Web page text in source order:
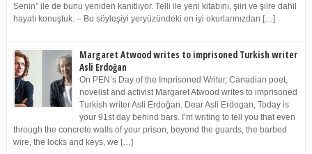
Senin” ile de bunu yeniden kanıtlıyor. Telli ile yeni kitabını, şiiri ve şiire dahil
hayatı konuştuk. – Bu söyleşiyi yeryüzündeki en iyi okurlarınızdan […]
Margaret Atwood writes to imprisoned Turkish writer
Asli Erdoğan
On PEN’s Day of the Imprisoned Writer, Canadian poet,
novelist and activist Margaret Atwood writes to imprisoned
Turkish writer Asli Erdoğan. Dear Asli Erdogan, Today is
your 91st day behind bars. I’m writing to tell you that even
through the concrete walls of your prison, beyond the guards, the barbed
wire, the locks and keys, we […]